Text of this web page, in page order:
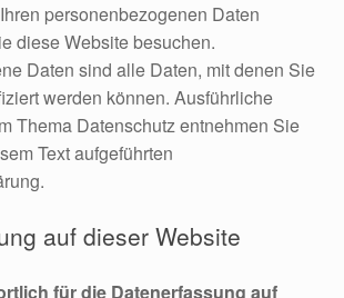
personenbezogenen Daten
diese Website besuchen.
Daten sind alle Daten, mit denen Sie
werden können. Ausführliche
Thema Datenschutz entnehmen Sie
Text aufgeführten
auf dieser Website
für die Datenerfassung auf